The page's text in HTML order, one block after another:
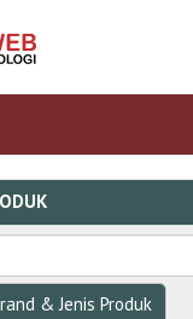
& Jenis Produk